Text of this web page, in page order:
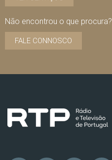
Não encontrou o que procura?
FALE CONNOSCO